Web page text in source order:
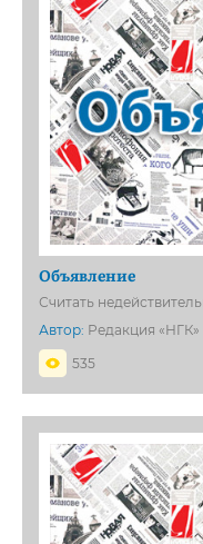
Объявление
Считать
Автор: Редакция «НГК»
535